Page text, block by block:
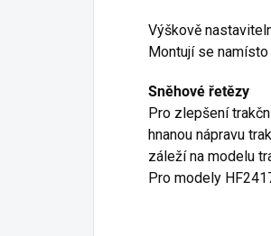
Výškově
Montují se
Sněhové řetězy
Pro zlepšení
hnanou nápravu
záleží na modelu
Pro modely